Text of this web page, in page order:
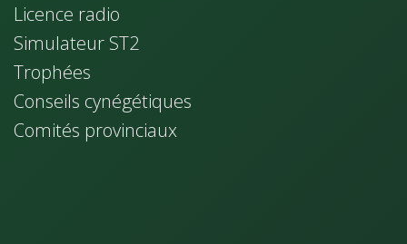
Licence radio
Simulateur ST2
Trophées
Conseils cynég​étiques
Comités provinciaux